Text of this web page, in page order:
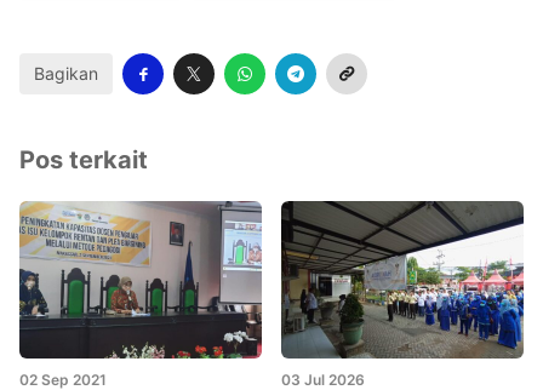
Bagikan
Pos terkait
02 Sep 2021 03 Jul 2026